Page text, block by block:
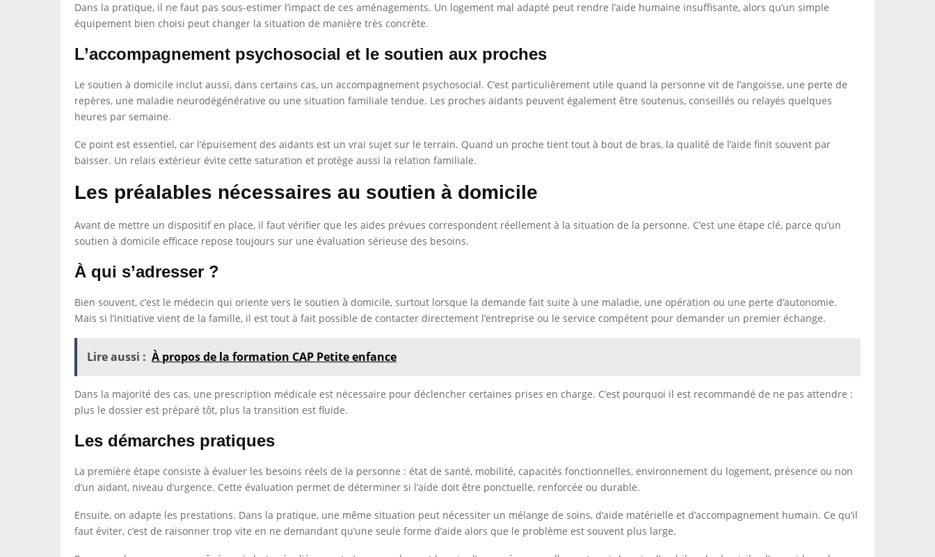
Dans la pratique, il ne faut pas sous-estimer l’impact de ces aménagements. Un logement mal adapté peut rendre l’aide humaine insuffisante, alors qu’un simple
équipement bien choisi peut changer la situation de manière très concrète.
L’accompagnement psychosocial et le soutien aux proches
Le soutien à domicile inclut aussi, dans certains cas, un accompagnement psychosocial. C’est particulièrement utile quand la personne vit de l’angoisse, une perte de
repères, une maladie neurodégénérative ou une situation familiale tendue. Les proches aidants peuvent également être soutenus, conseillés ou relayés quelques
heures par semaine.
Ce point est essentiel, car l’épuisement des aidants est un vrai sujet sur le terrain. Quand un proche tient tout à bout de bras, la qualité de l’aide finit souvent par
baisser. Un relais extérieur évite cette saturation et protège aussi la relation familiale.
Les préalables nécessaires au soutien à domicile
Avant de mettre un dispositif en place, il faut vérifier que les aides prévues correspondent réellement à la situation de la personne. C’est une étape clé, parce qu’un
soutien à domicile efficace repose toujours sur une évaluation sérieuse des besoins.
À qui s’adresser ?
Bien souvent, c’est le médecin qui oriente vers le soutien à domicile, surtout lorsque la demande fait suite à une maladie, une opération ou une perte d’autonomie.
Mais si l’initiative vient de la famille, il est tout à fait possible de contacter directement l’entreprise ou le service compétent pour demander un premier échange.
Lire aussi : À propos de la formation CAP Petite enfance
Dans la majorité des cas, une prescription médicale est nécessaire pour déclencher certaines prises en charge. C’est pourquoi il est recommandé de ne pas attendre :
plus le dossier est préparé tôt, plus la transition est fluide.
Les démarches pratiques
La première étape consiste à évaluer les besoins réels de la personne : état de santé, mobilité, capacités fonctionnelles, environnement du logement, présence ou non
d’un aidant, niveau d’urgence. Cette évaluation permet de déterminer si l’aide doit être ponctuelle, renforcée ou durable.
Ensuite, on adapte les prestations. Dans la pratique, une même situation peut nécessiter un mélange de soins, d’aide matérielle et d’accompagnement humain. Ce qu’il
faut éviter, c’est de raisonner trop vite en ne demandant qu’une seule forme d’aide alors que le problème est souvent plus large.